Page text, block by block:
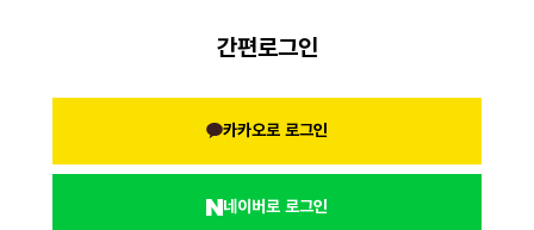
간편로그인
카카오로 로그인
네이버로 로그인